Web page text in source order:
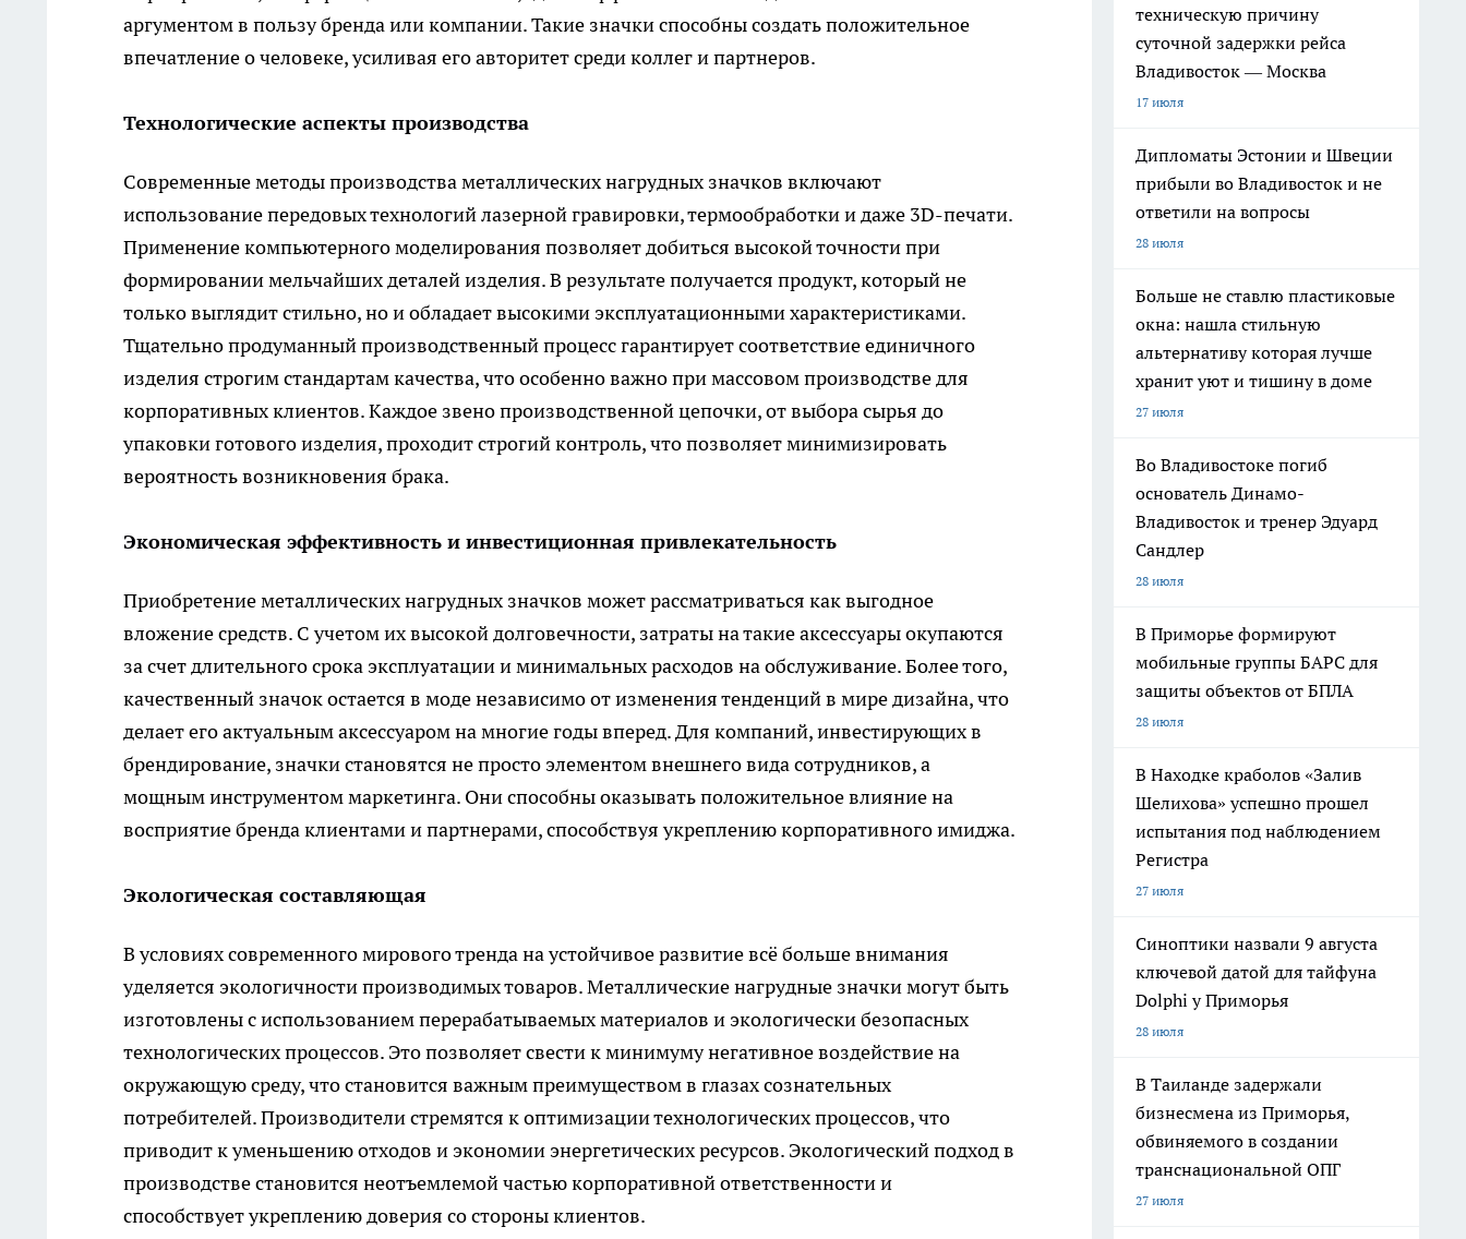
аргументом в пользу бренда или компании. Такие значки способны создать положительное
впечатление о человеке, усиливая его авторитет среди коллег и партнеров.
Технологические аспекты производства
Современные методы производства металлических нагрудных значков включают
использование передовых технологий лазерной гравировки, термообработки и даже 3D-печати.
Применение компьютерного моделирования позволяет добиться высокой точности при
формировании мельчайших деталей изделия. В результате получается продукт, который не
только выглядит стильно, но и обладает высокими эксплуатационными характеристиками.
Тщательно продуманный производственный процесс гарантирует соответствие единичного
изделия строгим стандартам качества, что особенно важно при массовом производстве для
корпоративных клиентов. Каждое звено производственной цепочки, от выбора сырья до
упаковки готового изделия, проходит строгий контроль, что позволяет минимизировать
вероятность возникновения брака.
Экономическая эффективность и инвестиционная привлекательность
Приобретение металлических нагрудных значков может рассматриваться как выгодное
вложение средств. С учетом их высокой долговечности, затраты на такие аксессуары окупаются
за счет длительного срока эксплуатации и минимальных расходов на обслуживание. Более того,
качественный значок остается в моде независимо от изменения тенденций в мире дизайна, что
делает его актуальным аксессуаром на многие годы вперед. Для компаний, инвестирующих в
брендирование, значки становятся не просто элементом внешнего вида сотрудников, а
мощным инструментом маркетинга. Они способны оказывать положительное влияние на
восприятие бренда клиентами и партнерами, способствуя укреплению корпоративного имиджа.
Экологическая составляющая
В условиях современного мирового тренда на устойчивое развитие всё больше внимания
уделяется экологичности производимых товаров. Металлические нагрудные значки могут быть
изготовлены с использованием перерабатываемых материалов и экологически безопасных
технологических процессов. Это позволяет свести к минимуму негативное воздействие на
окружающую среду, что становится важным преимуществом в глазах сознательных
потребителей. Производители стремятся к оптимизации технологических процессов, что
приводит к уменьшению отходов и экономии энергетических ресурсов. Экологический подход в
производстве становится неотъемлемой частью корпоративной ответственности и
способствует укреплению доверия со стороны клиентов.
техническую причину
суточной задержки рейса
Владивосток — Москва
17 июля
Дипломаты Эстонии и Швеции
прибыли во Владивосток и не
ответили на вопросы
28 июля
Больше не ставлю пластиковые
окна: нашла стильную
альтернативу которая лучше
хранит уют и тишину в доме
27 июля
Во Владивостоке погиб
основатель Динамо-
Владивосток и тренер Эдуард
Сандлер
28 июля
В Приморье формируют
мобильные группы БАРС для
защиты объектов от БПЛА
28 июля
В Находке краболов «Залив
Шелихова» успешно прошел
испытания под наблюдением
Регистра
27 июля
Синоптики назвали 9 августа
ключевой датой для тайфуна
Dolphi у Приморья
28 июля
В Таиланде задержали
бизнесмена из Приморья,
обвиняемого в создании
транснациональной ОПГ
27 июля